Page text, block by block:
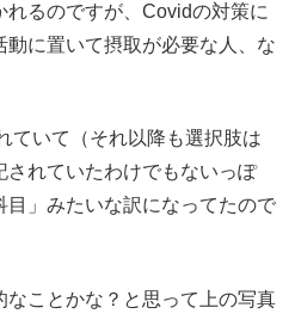
るのですが、Covidの対策に
に置いて摂取が必要な人、な
ていて（それ以降も選択肢は
されていたわけでもないっぽ
目」みたいな訳になってたので
ことかな？と思って上の写真